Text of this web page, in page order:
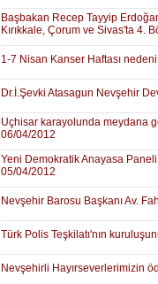
Başbakan Recep Tayyip
Kırıkkale, Çorum ve Sivas'ta 4.
1-7 Nisan Kanser Haftası
Dr.İ.Şevki Atasagun Nevşehir
Uçhisar karayolunda meydana
06/04/2012
Yeni Demokratik Anayasa
05/04/2012
Nevşehir Barosu Başkanı Av.
Türk Polis Teşkilatı'nın
Nevşehirli Hayırseverlerimizin